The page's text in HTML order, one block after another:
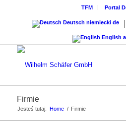
TFM Portal
Deutsch niemiecki de
English
Firmie
Jesteś tutaj: Home / Firmie